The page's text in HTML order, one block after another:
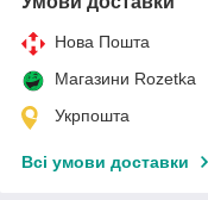
Нова Пошта
Магазини Rozetka
Укрпошта
Всі умови доставки